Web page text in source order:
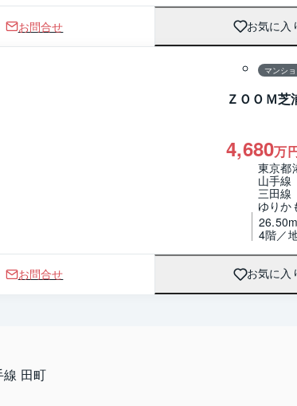
お問合せ お気に
マンシ
ＺＯＯＭ芝
4,680万
東京都
山手線
三田線
ゆりか
4階／
お問合せ お気に
線 田町